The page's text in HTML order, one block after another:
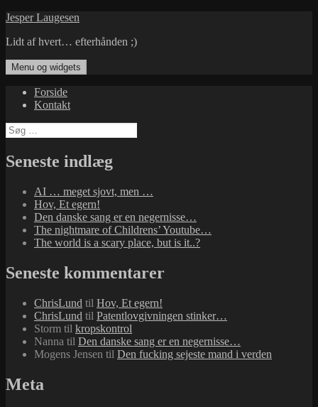
Hop
indhold
Jesper Laugesen
Lidt af hvert… efterhånden ;)
Menu og widgets
Forside
Kontakt
Søg
efter:
Seneste indlæg
AI … meget sjovt, men …
Hov, Et egern!
Den danske sang er en negernisse…
The nightmare of Childrens’ Youtube…
The world is a scary place, but is it..?
Seneste kommentarer
ChrisLund til Hov, Et egern!
ChrisLund til Patentlovgivningen stinker…
Storm til kropskontrol
Nanna til Den danske sang er en negernisse…
Mogens Jensen til Den fucking sejeste mand i verden
Meta